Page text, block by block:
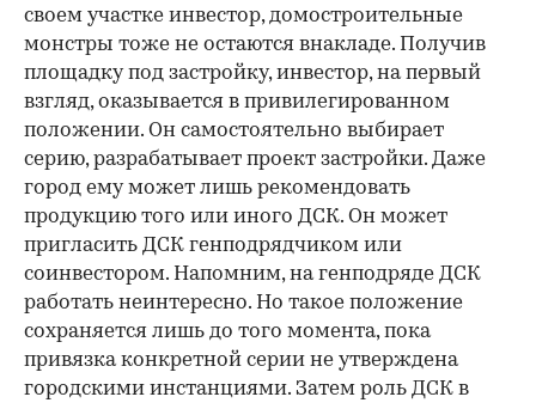
своем участке инвестор, домостроительные
монстры тоже не остаются внакладе. Получив
площадку под застройку, инвестор, на первый
взгляд, оказывается в привилегированном
положении. Он самостоятельно выбирает
серию, разрабатывает проект застройки. Даже
город ему может лишь рекомендовать
продукцию того или иного ДСК. Он может
пригласить ДСК генподрядчиком или
соинвестором. Напомним, на генподряде ДСК
работать неинтересно. Но такое положение
сохраняется лишь до того момента, пока
привязка конкретной серии не утверждена
городскими инстанциями. Затем роль ДСК в